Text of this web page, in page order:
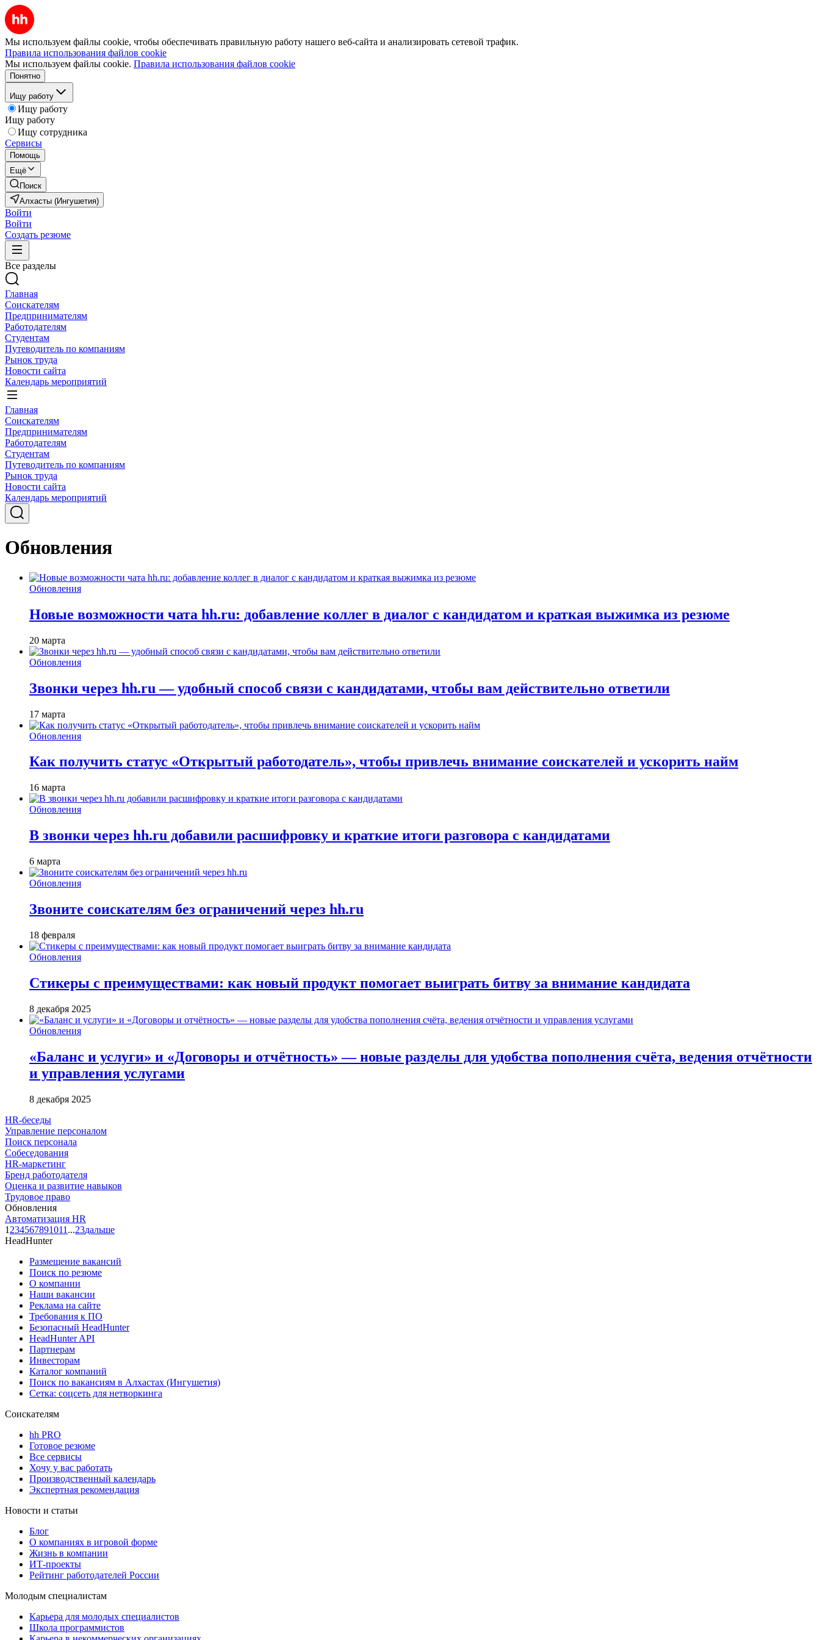
Мы используем файлы cookie, чтобы обеспечивать правильную работу нашего веб-сайта и анализировать сетевой трафик.
Правила использования файлов cookie
Мы используем файлы cookie. Правила использования файлов cookie
Понятно
Ищу работу
Ищу работу
Ищу работу
Ищу сотрудника
Сервисы
Помощь
Ещё
Поиск
Алхасты (Ингушетия)
Войти
Войти
Создать резюме
Все разделы
Главная
Соискателям
Предпринимателям
Работодателям
Студентам
Путеводитель по компаниям
Рынок труда
Новости сайта
Календарь мероприятий
Главная
Соискателям
Предпринимателям
Работодателям
Студентам
Путеводитель по компаниям
Рынок труда
Новости сайта
Календарь мероприятий
Обновления
Обновления
Новые возможности чата hh.ru: добавление коллег в диалог с кандидатом и краткая выжимка из резюме
20 марта
Обновления
Звонки через hh.ru — удобный способ связи с кандидатами, чтобы вам действительно ответили
17 марта
Обновления
Как получить статус «Открытый работодатель», чтобы привлечь внимание соискателей и ускорить найм
16 марта
Обновления
В звонки через hh.ru добавили расшифровку и краткие итоги разговора с кандидатами
6 марта
Обновления
Звоните соискателям без ограничений через hh.ru
18 февраля
Обновления
Стикеры с преимуществами: как новый продукт помогает выиграть битву за внимание кандидата
8 декабря 2025
Обновления
«Баланс и услуги» и «Договоры и отчётность» — новые разделы для удобства пополнения счёта, ведения отчётности
и управления услугами
8 декабря 2025
HR-беседы
Управление персоналом
Поиск персонала
Собеседования
HR-маркетинг
Бренд работодателя
Оценка и развитие навыков
Трудовое право
Обновления
Автоматизация HR
1 234567891011 ...23дальше
HeadHunter
Размещение вакансий
Поиск по резюме
О компании
Наши вакансии
Реклама на сайте
Требования к ПО
Безопасный HeadHunter
HeadHunter API
Партнерам
Инвесторам
Каталог компаний
Поиск по вакансиям в Алхастах (Ингушетия)
Сетка: соцсеть для нетворкинга
Соискателям
hh PRO
Готовое резюме
Все сервисы
Хочу у вас работать
Производственный календарь
Экспертная рекомендация
Новости и статьи
Блог
О компаниях в игровой форме
Жизнь в компании
ИТ-проекты
Рейтинг работодателей России
Молодым специалистам
Карьера для молодых специалистов
Школа программистов